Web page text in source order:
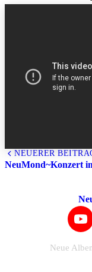
NEUERER
NeuMond~Konzert
Neue